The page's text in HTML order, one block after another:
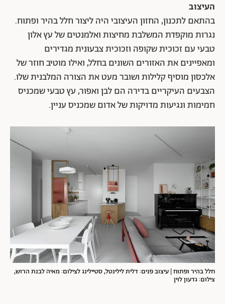
העיצוב
בהתאם לתכנון, החזון העיצובי היה ליצור חלל בהיר ופתוח.
נגרות מוקפדת המשלבת מחיצות ואלמנטים של עץ אלון
טבעי עם זכוכית שקופה וזכוכית צבעונית מגדירים
ומאפיינים את האזורים השונים בחלל, ואילו מוטיב חוזר של
אלכסון מוסיף קלילות ושובר מעט את הצורה המלבנית שלו.
הצבעים העיקריים בדירה הם לבן ואפור, עץ טבעי שמכניס
חמימות ונגיעות מדויקות של אדום שמכניס עניין.
חלל בהיר ופתוח | עיצוב פנים: דלית לילינטל, סטיילינג לצילום: מאיה לבנת הרוש,
צילום: גדעון לוין